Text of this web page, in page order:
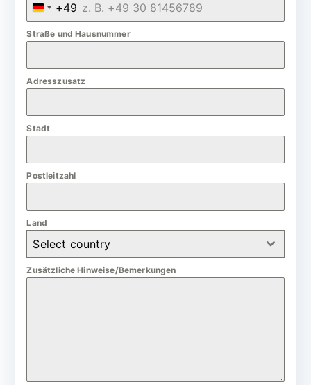
G
e
m
a
y
+49
Straße und Hausnummer
Adresszusatz
Stadt
Postleitzahl
Land
Select country
Zusätzliche Hinweise/Bemerkungen